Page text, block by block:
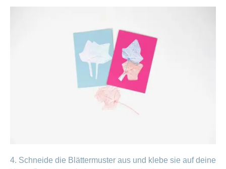
4. Schneide die Blättermuster aus und klebe sie auf deine